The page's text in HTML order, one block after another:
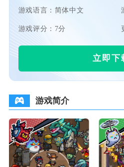
游戏语言：简体中文
游戏评分：7分
立即下
游戏简介